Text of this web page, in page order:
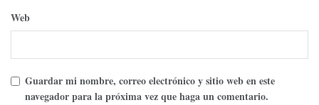
Web
Guardar mi nombre, correo electrónico y sitio web en este
navegador para la próxima vez que haga un comentario.